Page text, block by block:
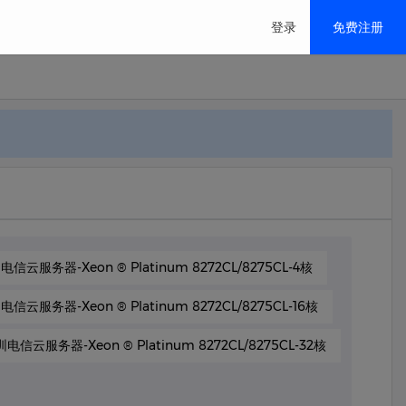
登录 免费注册
信云服务器-Xeon ® Platinum 8272CL/8275CL-4核
信云服务器-Xeon ® Platinum 8272CL/8275CL-16核
电信云服务器-Xeon ® Platinum 8272CL/8275CL-32核